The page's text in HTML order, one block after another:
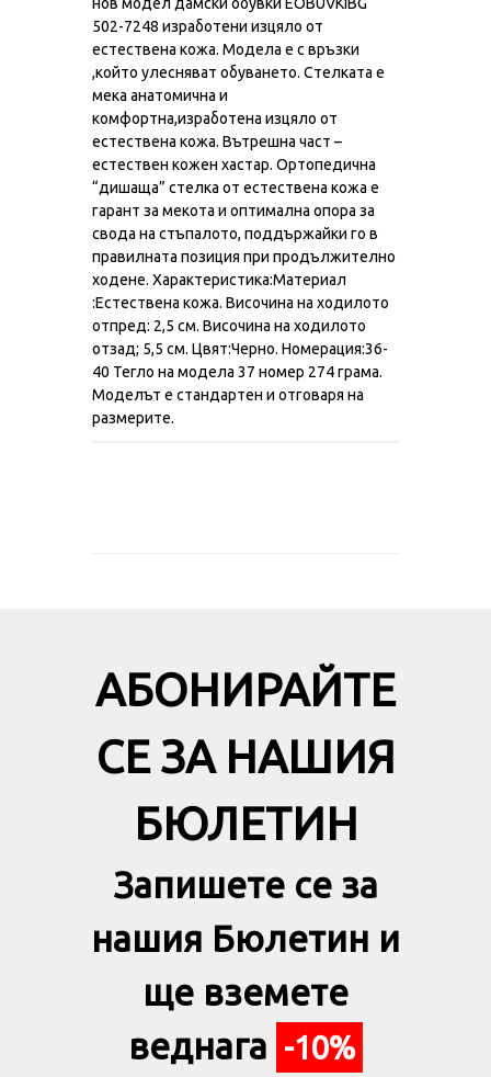
502-7248 изработени изцяло от
естествена кожа. Модела е с връзки
,който улесняват обуването. Стелката е
мека анатомична и
комфортна,изработена изцяло от
естествена кожа. Вътрешна част –
естествен кожен хастар. Ортопедична
“дишаща” стелка от естествена кожа е
гарант за мекота и оптимална опора за
свода на стъпалото, поддържайки го в
правилната позиция при продължително
ходене. Характеристика:Материал
:Естествена кожа. Височина на ходилото
отпред: 2,5 см. Височина на ходилото
отзад; 5,5 см. Цвят:Черно. Номерация:36-
40 Тегло на модела 37 номер 274 грама.
Моделът е стандартен и отговаря на
размерите.
АБОНИРАЙТЕ
СЕ ЗА НАШИЯ
БЮЛЕТИН
Запишете се за
нашия Бюлетин и
ще вземете
веднага -10%